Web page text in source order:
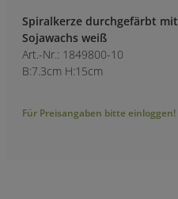
Spiralkerze durchgefärbt mit
Sojawachs weiß
Art.-Nr.: 1849800-10
B:7.3cm H:15cm
Für Preisangaben bitte einloggen!